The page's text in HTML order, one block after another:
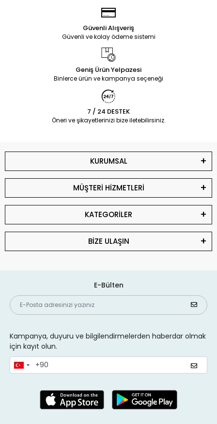
Güvenli Alışveriş
Güvenli ve kolay ödeme sistemi
Geniş Ürün Yelpazesi
Binlerce ürün ve kampanya seçeneği
7 / 24 DESTEK
Öneri ve şikayetlerinizi bize iletebilirsiniz.
KURUMSAL
MÜŞTERİ HİZMETLERİ
KATEGORİLER
BİZE ULAŞIN
E-Bülten
Kampanya, duyuru ve bilgilendirmelerden haberdar olmak
için kayıt olun.